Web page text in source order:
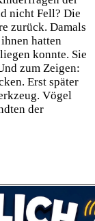
nicht Fell? Die
zurück. Damals
hatten
konnte. Sie
zum Zeigen:
Erst später
Vögel
der